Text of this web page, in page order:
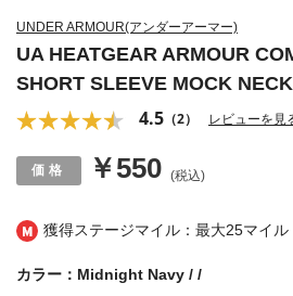
獲得ステージマイル：最大25マイル
UNDER ARMOUR(アンダーアーマー)
UA HEATGEAR ARMOUR
SHORT SLEEVE MOCK
4.5 （2） レビューを見
￥550 (税込)
カラー：Midnight Navy / /